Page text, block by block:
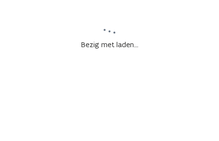
Bezig met laden...